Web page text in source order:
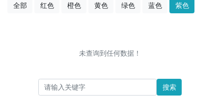
全部
红色 橙色 黄色 绿色 蓝色 紫色
未查询到任何数据！
搜索